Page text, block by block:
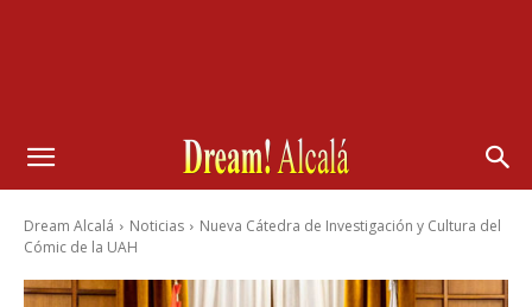
Dream Alcalá Noticias
Nueva Cátedra de Investigación y Cultura del
Cómic de la UAH